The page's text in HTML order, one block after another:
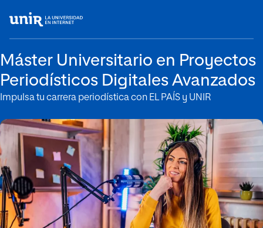
Máster Universitario en Proyectos
Periodísticos Digitales Avanzados
Impulsa tu carrera periodística con EL PAÍS y UNIR